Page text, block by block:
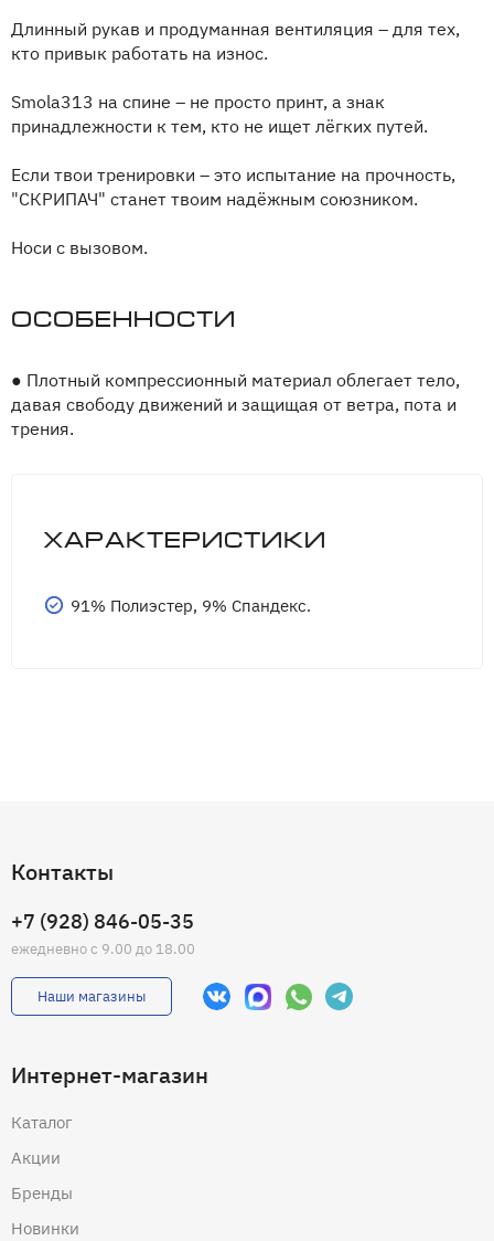
Длинный рукав и продуманная вентиляция – для тех,
кто привык работать на износ.
Smola313 на спине – не просто принт, а знак
принадлежности к тем, кто не ищет лёгких путей.
Если твои тренировки – это испытание на прочность,
"СКРИПАЧ" станет твоим надёжным союзником.
Носи с вызовом.
Особенности
● Плотный компрессионный материал облегает тело,
давая свободу движений и защищая от ветра, пота и
трения.
Характеристики
91% Полиэстер, 9% Спандекс.
Контакты
+7 (928) 846-05-35
ежедневно с 9.00 до 18.00
Наши магазины
Интернет-магазин
Каталог
Акции
Бренды
Новинки